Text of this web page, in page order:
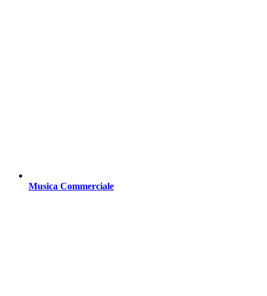
Musica Commerciale